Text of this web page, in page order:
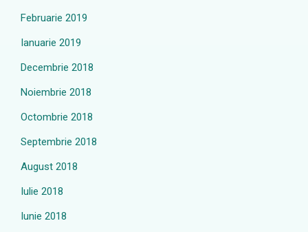
Februarie 2019
Ianuarie 2019
Decembrie 2018
Noiembrie 2018
Octombrie 2018
Septembrie 2018
August 2018
Iulie 2018
Iunie 2018